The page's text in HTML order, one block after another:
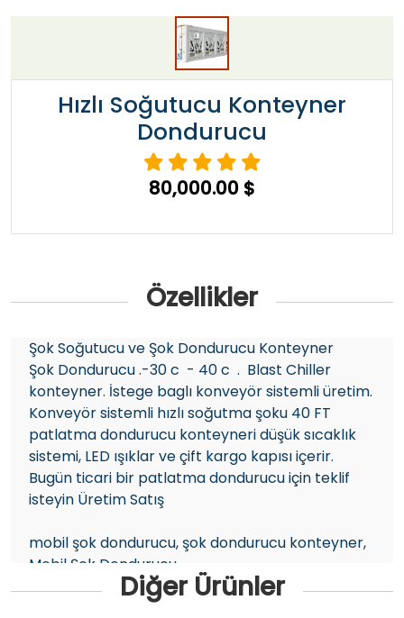
Hızlı Soğutucu Konteyner
Dondurucu
80,000.00 $
Özellikler
Şok Soğutucu ve Şok Dondurucu Konteyner
Şok Dondurucu .-30 c - 40 c . Blast Chiller
konteyner. İstege baglı konveyör sistemli üretim.
Konveyör sistemli hızlı soğutma şoku 40 FT
patlatma dondurucu konteyneri düşük sıcaklık
sistemi, LED ışıklar ve çift kargo kapısı içerir.
Bugün ticari bir patlatma dondurucu için teklif
isteyin Üretim Satış
mobil şok dondurucu, şok dondurucu konteyner,
Mobil Şok Dondurucu
Bize UlaşınBizimle İletişime Geçin
Diğer Ürünler